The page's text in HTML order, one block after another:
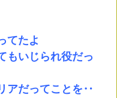
てたよ
もいじられ役だっ
アだってことを‥